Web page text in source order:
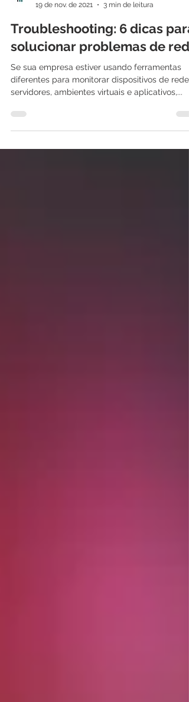
19 de nov. de 2021
3 min de leitura
Troubleshooting: 6 dicas para
solucionar problemas de rede
Se sua empresa estiver usando ferramentas
servidores, ambientes virtuais e aplicativos,...